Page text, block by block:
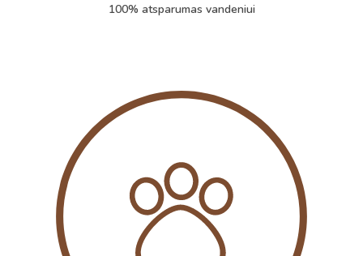
100% atsparumas vandeniui